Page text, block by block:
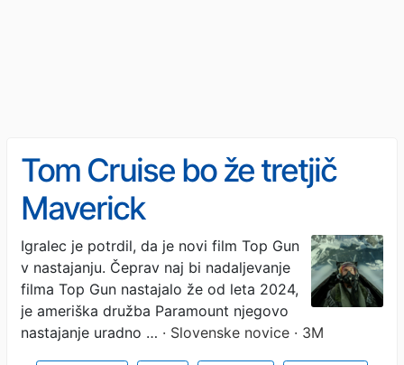
Tom Cruise bo že tretjič
Maverick
Igralec je potrdil, da je novi film Top Gun
v nastajanju. Čeprav naj bi nadaljevanje
filma Top Gun nastajalo že od leta 2024,
je ameriška družba Paramount njegovo
nastajanje uradno … · Slovenske novice · 3M